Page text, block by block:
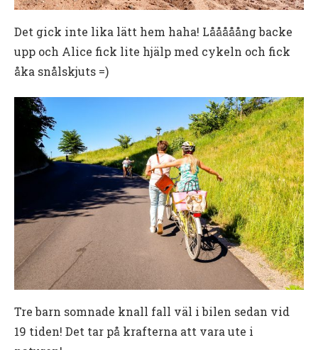
Det gick inte lika lätt hem haha! Lååååång backe
upp och Alice fick lite hjälp med cykeln och fick
åka snålskjuts =)
Tre barn somnade knall fall väl i bilen sedan vid
19 tiden! Det tar på krafterna att vara ute i